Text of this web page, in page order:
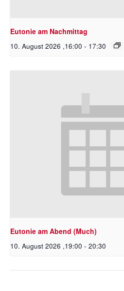
Eutonie am Nachmittag
10. August 2026 ,16:00 - 17:30
Eutonie am Abend (Much)
10. August 2026 ,19:00 - 20:30